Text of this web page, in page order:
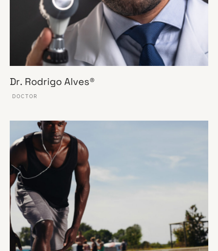
Dr. Rodrigo Alves®
DOCTOR